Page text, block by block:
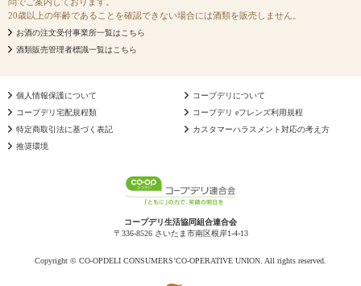
20歳以上の年齢であることを確認できない場合には酒類を販売しません。
お酒の注文受付事業所一覧はこちら
酒類販売管理者標識一覧はこちら
個人情報保護について
コープデリについて
コープデリ宅配規程類
コープデリ eフレンズ利用規程
特定商取引法に基づく表記
カスタマーハラスメント対応の考え方
推奨環境
コープデリ生活協同組合連合会
〒336-8526 さいたま市南区根岸1-4-13
Copyright © CO-OPDELI CONSUMERS’CO-OPERATIVE UNION. All rights reserved.